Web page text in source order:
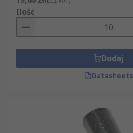
Ilość
Dodaj
Datasheets